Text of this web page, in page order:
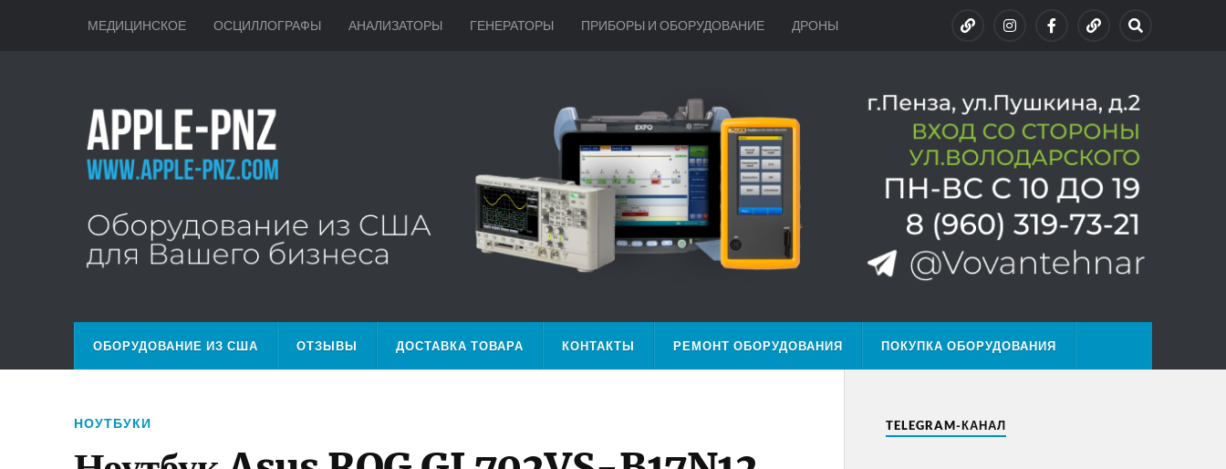
МЕДИЦИНСКОЕ ОСЦИЛЛОГРАФЫ АНАЛИЗАТОРЫ ГЕНЕРАТОРЫ ПРИБОРЫ И ОБОРУДОВАНИЕ ДРОНЫ
ОБОРУДОВАНИЕ ИЗ США ОТЗЫВЫ ДОСТАВКА ТОВАРА КОНТАКТЫ РЕМОНТ ОБОРУДОВАНИЯ ПОКУПКА ОБОРУДОВАНИЯ
НОУТБУКИ TELEGRAM-КАНАЛ